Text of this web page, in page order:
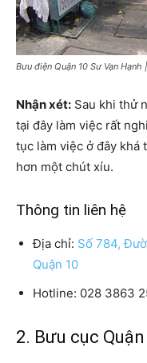
Bưu điện Quận 10 Sư Vạn
Nhận xét: Sau khi thử
tại đây làm việc rất
tục làm việc ở đây khá
hơn một chút xíu.
Thông tin liên hệ
Địa chỉ: Số 784,
Quận 10
Hotline: 028 3863
2. Bưu cục